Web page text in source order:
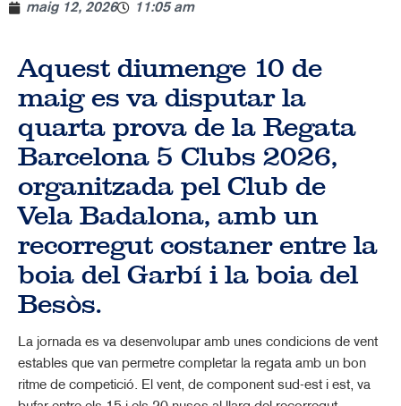
maig 12, 2026 11:05 am
Aquest diumenge 10 de
maig es va disputar la
quarta prova de la Regata
Barcelona 5 Clubs 2026,
organitzada pel Club de
Vela Badalona, amb un
recorregut costaner entre la
boia del Garbí i la boia del
Besòs.
La jornada es va desenvolupar amb unes condicions de vent
estables que van permetre completar la regata amb un bon
ritme de competició. El vent, de component sud-est i est, va